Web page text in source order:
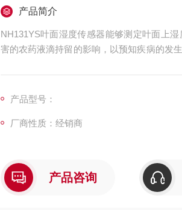
产品简介
NH131YS叶面湿度传感器能够测定叶面上
害的农药液滴持留的影响，以预知疾病的发
产品型号：
厂商性质：经销商
产品咨询